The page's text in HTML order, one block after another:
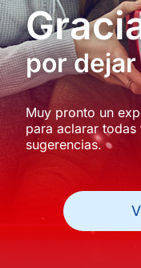
por
Muy pronto un
para aclarar
sugerencias.​